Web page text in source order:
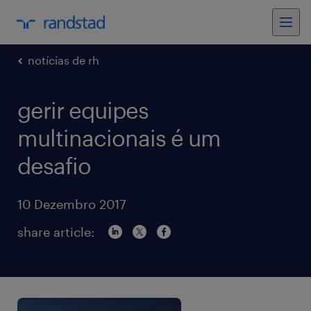
notícias de rh
gerir equipes
multinacionais é um
desafio
10 Dezembro 2017
share article: